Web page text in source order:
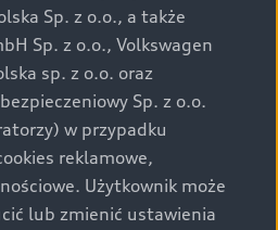
Zamieszczone zdjęcia
opcjonalne, dostępne
ceny, wyposażenia i
w umowie sprzedaży, a
zawiera
typu pojazdu. Zastrzegamy
Wszelkie informacje
są aktualne na dzień ich
najnowszych
Sp. z o.o., a także
Sp. z o.o., Volkswagen
sp. z o.o. oraz
Sp. z o.o.
w przypadku
reklamowe,
Użytkownik może
lub zmienić ustawienia